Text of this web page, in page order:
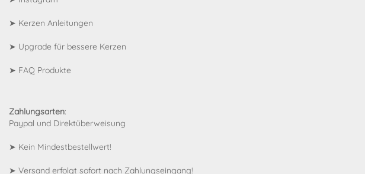
➤ Kerzen Anleitungen
➤ Upgrade für bessere Kerzen
➤ FAQ Produkte
Zahlungsarten:
Paypal und Direktüberweisung
➤ Kein Mindestbestellwert!
➤ Versand erfolgt sofort nach Zahlungseingang!